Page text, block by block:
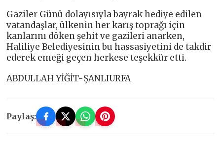
Gaziler Günü dolayısıyla bayrak hediye edilen
vatandaşlar, ülkenin her karış toprağı için
kanlarını döken şehit ve gazileri anarken,
Haliliye Belediyesinin bu hassasiyetini de takdir
ederek emeği geçen herkese teşekkür etti.
ABDULLAH YİĞİT-ŞANLIURFA
Paylaş: